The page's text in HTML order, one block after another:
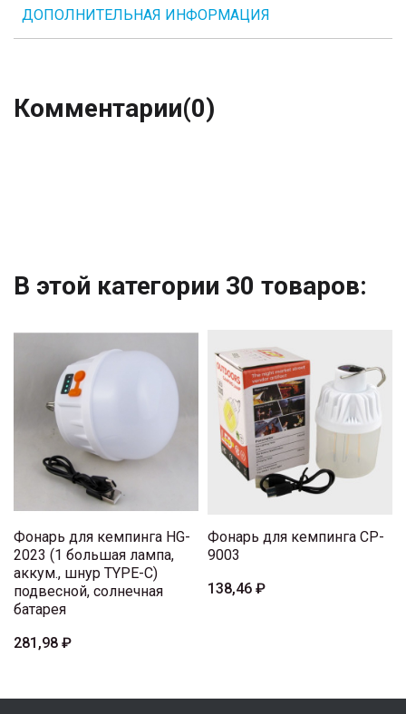
ДОПОЛНИТЕЛЬНАЯ ИНФОРМАЦИЯ
Комментарии(0)
В этой категории 30 товаров:
Фонарь для кемпинга HG-
2023 (1 большая лампа,
аккум., шнур TYPE-C)
подвесной, солнечная
батарея
281,98 ₽
Фонарь для кемпинга CP-
9003
138,46 ₽